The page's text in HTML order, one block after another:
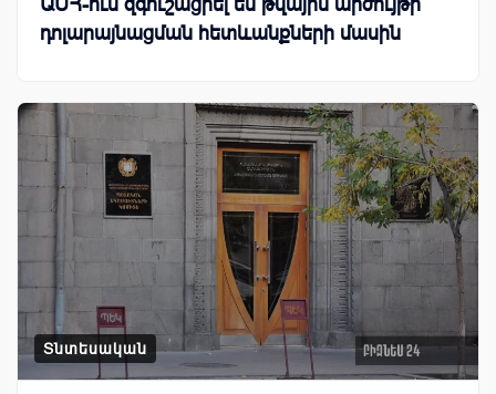
ԱՄՀ-ում զգուշացրել են թվային արժույթի
դոլարայնացման հետևանքների մասին
Տնտեսական